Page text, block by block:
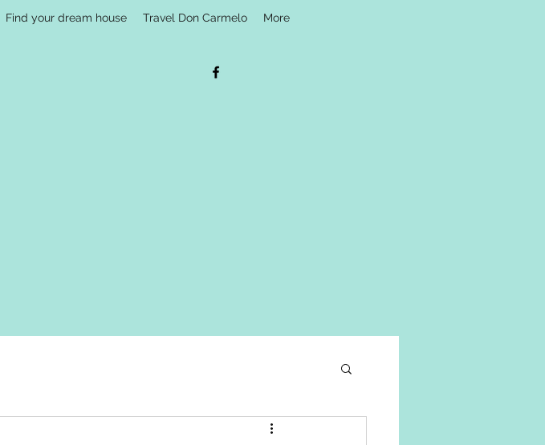
Find your dream house Travel Don Carmelo More